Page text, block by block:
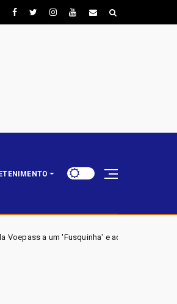
admitindo falha no sistema de degelo: